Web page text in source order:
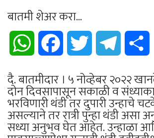
बातमी शेअर करा...
WhatsApp Facebook Twitter Telegram
दै. बातमीदार । ५ नोव्हेबर २०२२
दोन दिवसापासून सकाळी व
भरविणारी थंडी तर दुपारी उन्हाचे
असल्याने तर रात्री पुन्हा थंडी असा
सध्या अनुभव घेत आहेत. उन्हाळा